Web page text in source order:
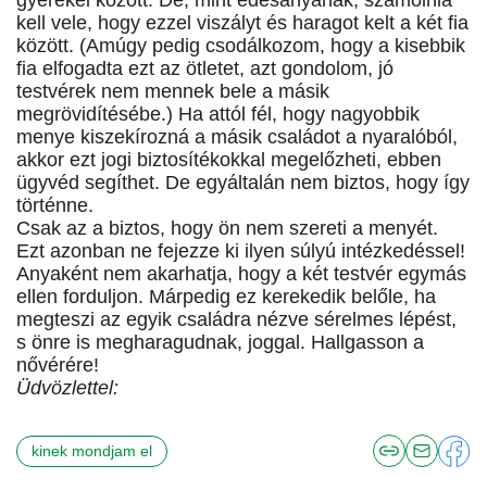
kell vele, hogy ezzel viszályt és haragot kelt a két fia
között. (Amúgy pedig csodálkozom, hogy a kisebbik
fia elfogadta ezt az ötletet, azt gondolom, jó
testvérek nem mennek bele a másik
megrövidítésébe.) Ha attól fél, hogy nagyobbik
menye kiszekírozná a másik családot a nyaralóból,
akkor ezt jogi biztosítékokkal megelőzheti, ebben
ügyvéd segíthet. De egyáltalán nem biztos, hogy így
történne.
Csak az a biztos, hogy ön nem szereti a menyét.
Ezt azonban ne fejezze ki ilyen súlyú intézkedéssel!
Anyaként nem akarhatja, hogy a két testvér egymás
ellen forduljon. Márpedig ez kerekedik belőle, ha
megteszi az egyik családra nézve sérelmes lépést,
s önre is megharagudnak, joggal. Hallgasson a
nővérére!
Üdvözlettel:
kinek mondjam el